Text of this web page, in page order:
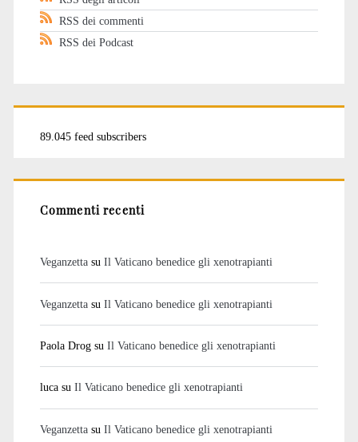
RSS dei commenti
RSS dei Podcast
89.045 feed subscribers
Commenti recenti
Veganzettasu Il Vaticano benedice gli xenotrapianti
Veganzettasu Il Vaticano benedice gli xenotrapianti
Paola Drogsu Il Vaticano benedice gli xenotrapianti
lucasu Il Vaticano benedice gli xenotrapianti
Veganzettasu Il Vaticano benedice gli xenotrapianti